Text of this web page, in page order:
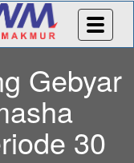
Gebyar
30